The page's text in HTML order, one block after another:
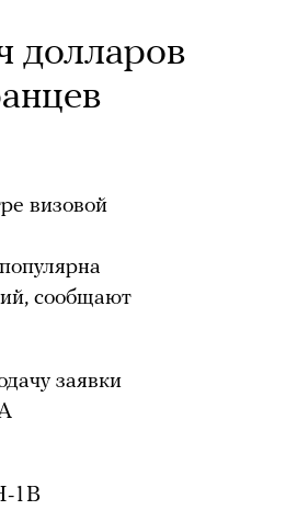
долларов
визовой
сообщают
заявки
1B